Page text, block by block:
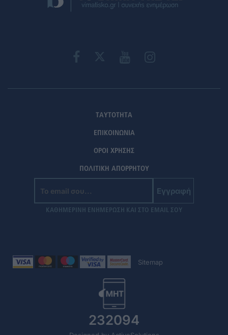
ΤΑΥΤΟΤΗΤΑ
ΕΠΙΚΟΙΝΩΝΙΑ
ΟΡΟΙ ΧΡΗΣΗΣ
ΠΟΛΙΤΙΚΗ ΑΠΟΡΡΗΤΟΥ
Εγγραφή
ΚΑΘΗΜΕΡΙΝΗ ΕΝΗΜΕΡΩΣΗ ΚΑΙ ΣΤΟ EMAIL ΣΟΥ
Sitemap
232094